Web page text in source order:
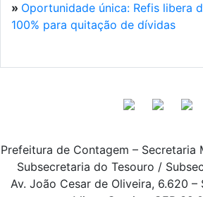
» Oportunidade única: Refis libera
100% para quitação de dívidas
Prefeitura de Contagem – Secretaria
Subsecretaria do Tesouro /
Av. João Cesar de Oliveira, 6.620 –